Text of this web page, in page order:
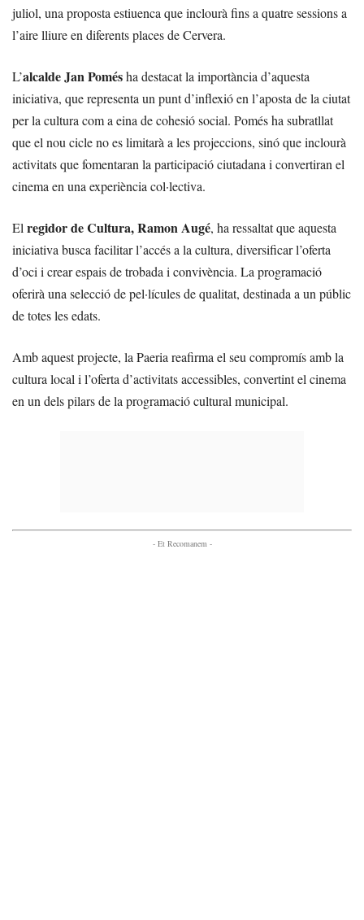
juliol, una proposta estiuenca que inclourà fins a quatre sessions a
l’aire lliure en diferents places de Cervera.
L’alcalde Jan Pomésha destacat la importància d’aquesta
iniciativa, que representa un punt d’inflexió en l’aposta de la ciutat
per la cultura com a eina de cohesió social. Pomés ha subratllat
que el nou cicle no es limitarà a les projeccions, sinó que inclourà
activitats que fomentaran la participació ciutadana i convertiran el
cinema en una experiència col·lectiva.
El regidor de Cultura, Ramon Augé, ha ressaltat que aquesta
iniciativa busca facilitar l’accés a la cultura, diversificar l’oferta
d’oci i crear espais de trobada i convivència. La programació
oferirà una selecció de pel·lícules de qualitat, destinada a un públic
de totes les edats.
Amb aquest projecte, la Paeria reafirma el seu compromís amb la
cultura local i l’oferta d’activitats accessibles, convertint el cinema
en un dels pilars de la programació cultural municipal.
- Et Recomanem -